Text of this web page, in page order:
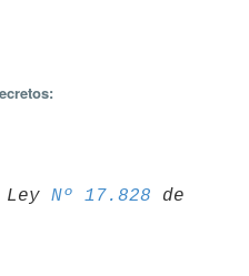
Ley Nº 17.828 de